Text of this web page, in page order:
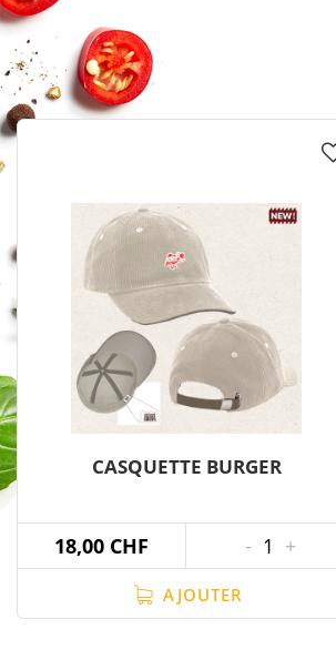
CASQUETTE BURGER
18,00 CHF - 1 +
AJOUTER